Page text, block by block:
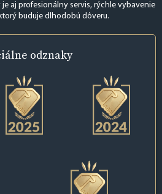
aj profesionálny servis, rýchle vybavenie
buduje dlhodobú dôveru.
odznaky